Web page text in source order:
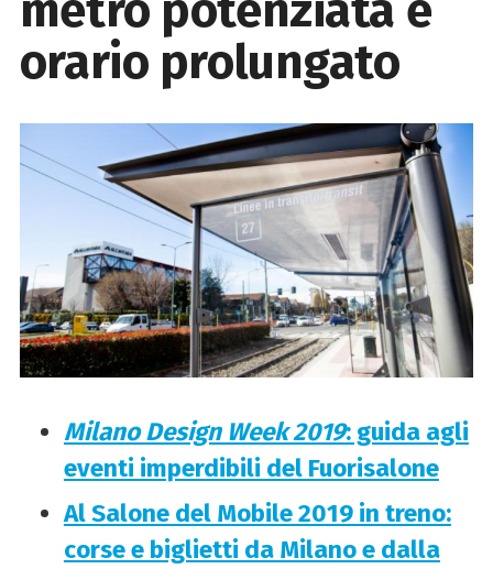
orario prolungato
Milano Design Week 2019: guida agli
eventi imperdibili del Fuorisalone
Al Salone del Mobile 2019 in treno:
corse e biglietti da Milano e dalla